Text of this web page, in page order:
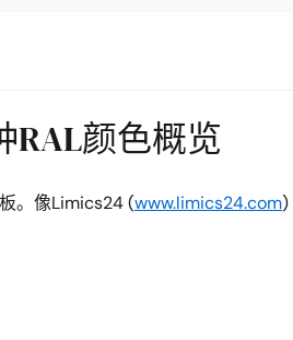
RAL颜色概览
。像Limics24 (www.limics24.com)